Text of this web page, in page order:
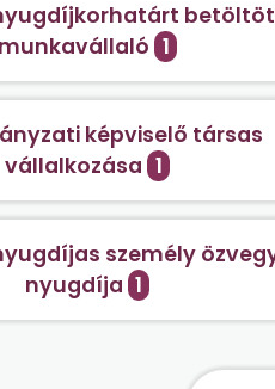
munkavállaló 1
képviselő társas
vállalkozása 1
személy
nyugdíja 1